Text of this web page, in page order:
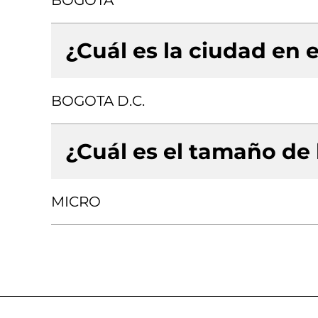
¿Cuál es la ciudad en
BOGOTA D.C.
¿Cuál es el tamaño
MICRO